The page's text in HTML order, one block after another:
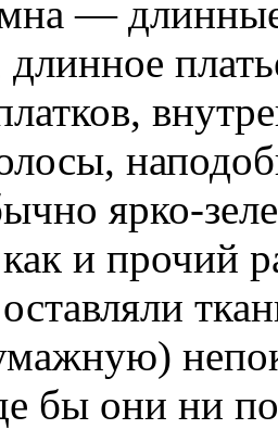
—
длинное
ярко-
и прочий
бы они ни